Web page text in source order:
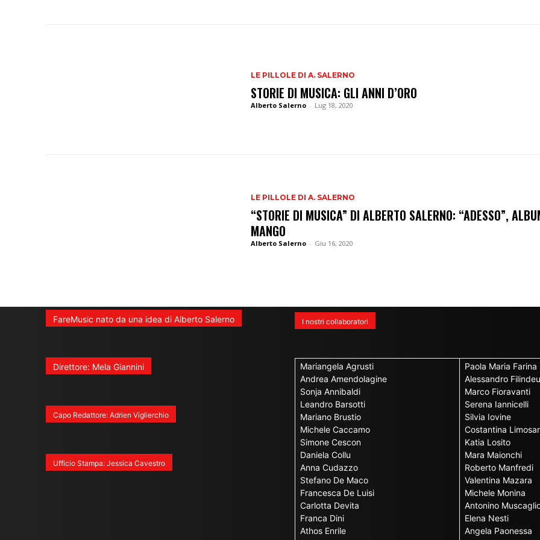
LE PILLOLE DI A. SALERNO
STORIE DI MUSICA: GLI ANNI D’ORO
Alberto Salerno - Lug 18, 2020
LE PILLOLE DI A. SALERNO
“STORIE DI MUSICA” DI ALBERTO SALERNO: “ADESSO”,
MANGO
Alberto Salerno - Giu 16, 2020
FareMusic nato da una idea di Alberto Salerno
Direttore: Mela Giannini
Capo Redattore: Adrien Viglierchio
Ufficio Stampa: Jessica Cavestro
I nostri collaboratori
Mariangela Agrusti
Andrea Amendolagine
Sonja Annibaldi
Leandro Barsotti
Mariano Brustio
Michele Caccamo
Simone Cescon
Daniela Collu
Anna Cudazzo
Stefano De Maco
Francesca De Luisi
Carlotta Devita
Franca Dini
Athos Enrile
Paola Maria Farina
Alessandro
Marco Fioravanti
Serena Iannicelli
Silvia Iovine
Costantina
Katia Losito
Mara Maionchi
Roberto Manfredi
Valentina Mazara
Michele Monina
Antonino
Elena Nesti
Angela Paonessa